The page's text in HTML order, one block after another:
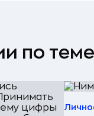
по теме